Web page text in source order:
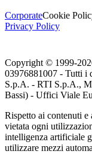
CorporateCookie
Privacy Policy
Copyright © 1999-
03976881007 - Tutti i
S.p.A. - RTI S.p.A.,
Bassi) - Uffici Viale
Rispetto ai contenuti e
vietata ogni
intelligenza artificiale
utilizzare mezzi